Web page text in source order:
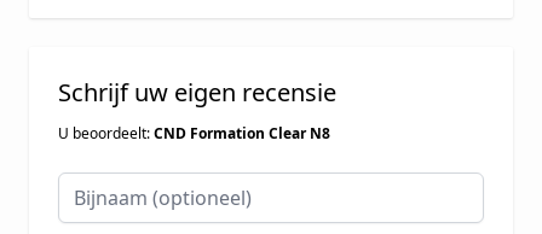
Schrijf uw eigen recensie
U beoordeelt:CND Formation Clear N8
Bijnaam